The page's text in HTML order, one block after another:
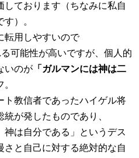
しております（ちなみに私自
）。
転用しやすいので
可能性が高いですが、個人的
いのが 「ガルマンには神は二
ト教信者であったハイゲル将
が発したものであり、
神は自分である」というデス
と自己に対する絶対的な自